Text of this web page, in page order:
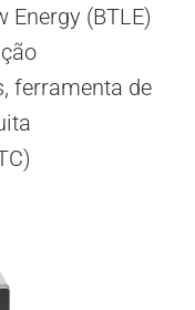
Energy (BTLE)
ferramenta de